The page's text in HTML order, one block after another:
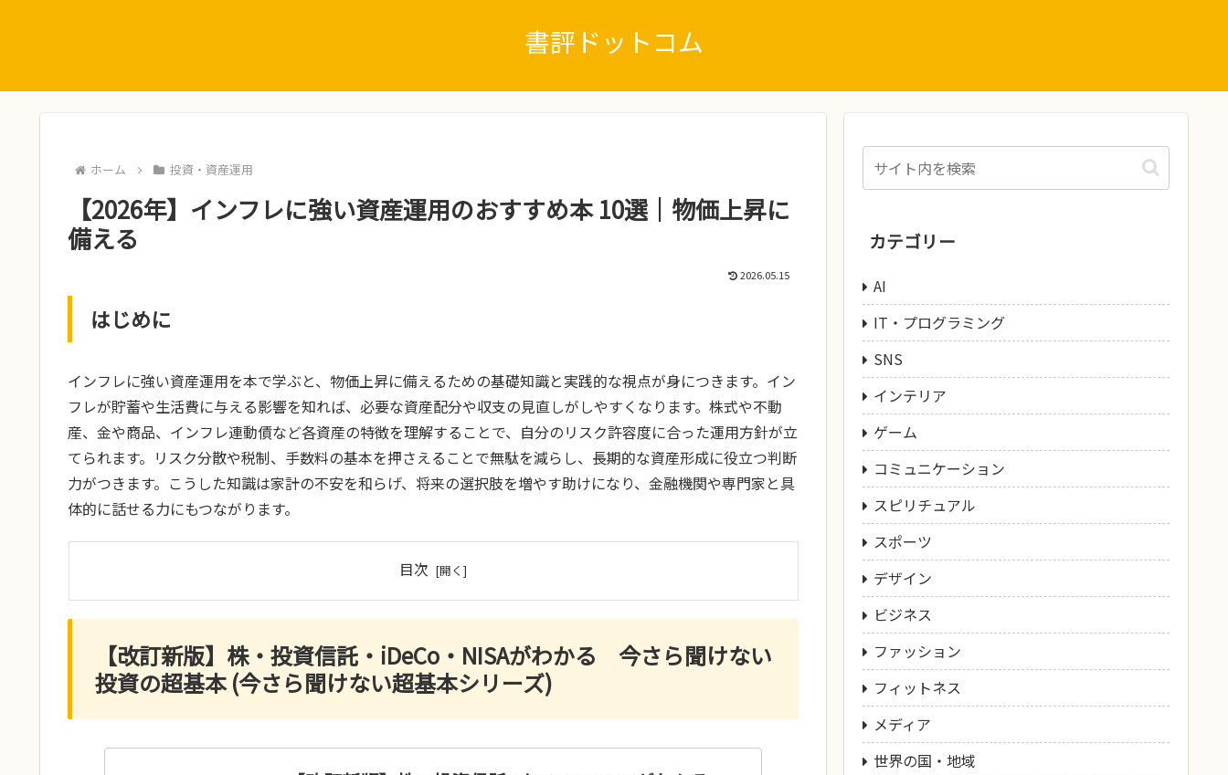
書評ドットコム
ホーム 投資・資産運用
【2026年】インフレに強い資産運用のおすすめ本 10選｜物価上昇に
備える
2026.05.15
はじめに
インフレに強い資産運用を本で学ぶと、物価上昇に備えるための基礎知識と実践的な視点が身につきます。イン
フレが貯蓄や生活費に与える影響を知れば、必要な資産配分や収支の見直しがしやすくなります。株式や不動
産、金や商品、インフレ連動債など各資産の特徴を理解することで、自分のリスク許容度に合った運用方針が立
てられます。リスク分散や税制、手数料の基本を押さえることで無駄を減らし、長期的な資産形成に役立つ判断
力がつきます。こうした知識は家計の不安を和らげ、将来の選択肢を増やす助けになり、金融機関や専門家と具
体的に話せる力にもつながります。
目次
【改訂新版】株・投資信託・iDeCo・NISAがわかる 今さら聞けない
投資の超基本 (今さら聞けない超基本シリーズ)
カテゴリー
AI
IT・プログラミング
SNS
インテリア
ゲーム
コミュニケーション
スピリチュアル
スポーツ
デザイン
ビジネス
ファッション
フィットネス
メディア
世界の国・地域